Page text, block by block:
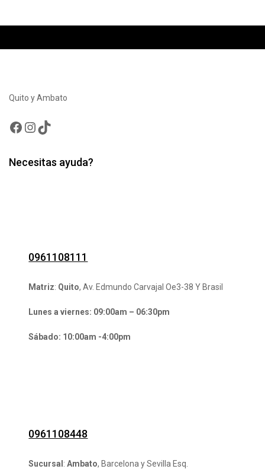
Quito y Ambato
Facebook
Instagram
TikTok
Necesitas ayuda?
0961108111
Matriz: Quito, Av. Edmundo Carvajal Oe3-38 Y Brasil
Lunes a viernes: 09:00am – 06:30pm
Sábado: 10:00am -4:00pm
0961108448
Sucursal :Ambato, Barcelona y Sevilla Esq.